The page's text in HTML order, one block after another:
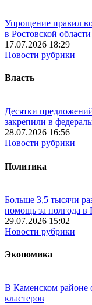
Упрощение правил
в Ростовской
17.07.2026 18:29
Новости рубрики
Власть
Десятки
закрепили в
28.07.2026 16:56
Новости рубрики
Политика
Больше 3,5 тысячи
помощь за полгода в
29.07.2026 15:02
Новости рубрики
Экономика
В Каменском районе
кластеров